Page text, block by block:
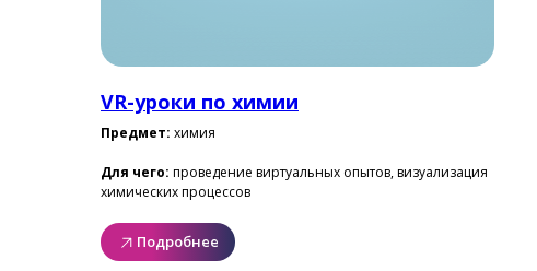
VR-уроки по химии
Предмет: химия
Для чего: проведение виртуальных опытов, визуализация
химических процессов
Подробнее